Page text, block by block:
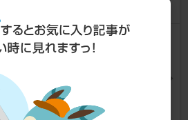
NA8グローブボックスに交換。
3